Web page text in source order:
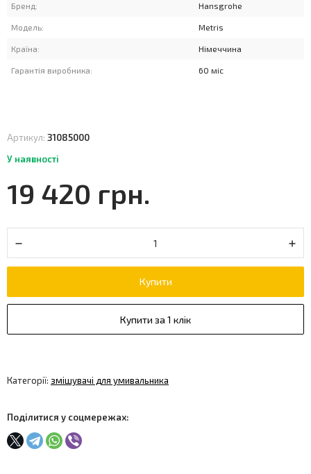
Бренд: Hansgrohe
Модель: Metris
Країна: Німеччина
Гарантія виробника: 60 міс
Артикул: 31085000
У наявності
19 420 грн.
Купити
Купити за 1 клік
Категорії: змішувачі для умивальника
Поділитися у соцмережах: